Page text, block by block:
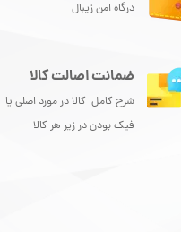
درگاه امن زیبال
ضمانت اصالت کالا
شرح کامل کالا در مورد اصلی یا
فیک بودن در زیر هر کالا